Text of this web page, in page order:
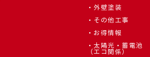
外壁塗装
その他工事
お得情報
太陽光・蓄電池
（エコ関係）